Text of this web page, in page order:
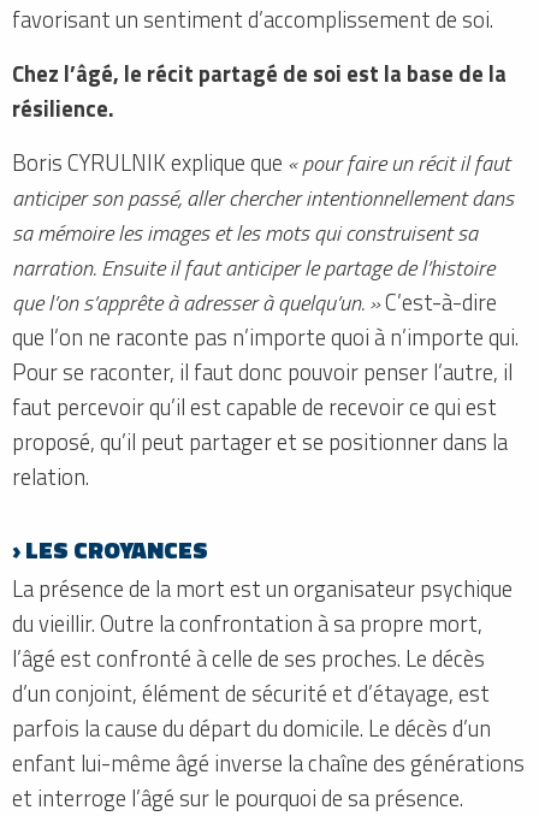
favorisant un sentiment d’accomplissement de soi.
Chez l’âgé, le récit partagé de soi est la base de la
résilience.
Boris CYRULNIK explique que « pour faire un récit il faut
anticiper son passé, aller chercher intentionnellement dans
sa mémoire les images et les mots qui construisent sa
narration. Ensuite il faut anticiper le partage de l’histoire
que l’on s’apprête à adresser à quelqu’un. »C’est-à-dire
que l’on ne raconte pas n’importe quoi à n’importe qui.
Pour se raconter, il faut donc pouvoir penser l’autre, il
faut percevoir qu’il est capable de recevoir ce qui est
proposé, qu’il peut partager et se positionner dans la
relation.
› LES CROYANCES
La présence de la mort est un organisateur psychique
du vieillir. Outre la confrontation à sa propre mort,
l’âgé est confronté à celle de ses proches. Le décès
d’un conjoint, élément de sécurité et d’étayage, est
parfois la cause du départ du domicile. Le décès d’un
enfant lui-même âgé inverse la chaîne des générations
et interroge l’âgé sur le pourquoi de sa présence.